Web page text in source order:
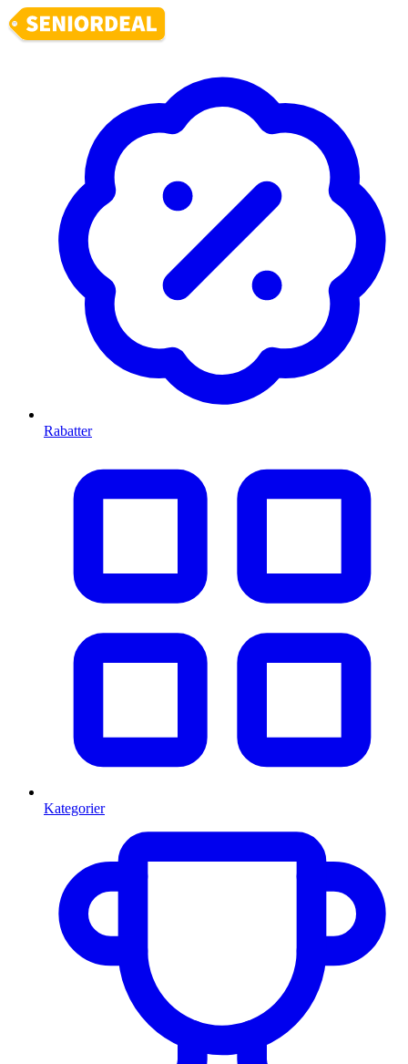
Rabatter
Kategorier